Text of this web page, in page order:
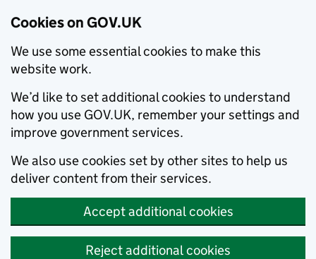
Cookies on GOV.UK
We use some essential cookies to make this
website work.
We’d like to set additional cookies to understand
how you use GOV.UK, remember your settings and
improve government services.
We also use cookies set by other sites to help us
deliver content from their services.
Accept additional cookies
Reject additional cookies